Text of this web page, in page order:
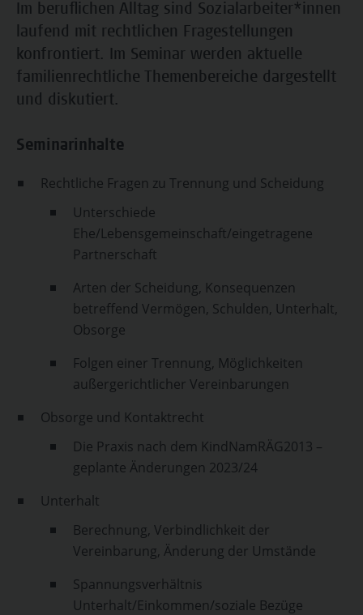
Im beruflichen Alltag sind Sozialarbeiter*innen
laufend mit rechtlichen Fragestellungen
konfrontiert. Im Seminar werden aktuelle
familienrechtliche Themenbereiche dargestellt
und diskutiert.
Seminarinhalte
Rechtliche Fragen zu Trennung und Scheidung
Unterschiede
Ehe/Lebensgemeinschaft/eingetragene
Partnerschaft
Arten der Scheidung, Konsequenzen
betreffend Vermögen, Schulden, Unterhalt,
Obsorge
Folgen einer Trennung, Möglichkeiten
außergerichtlicher Vereinbarungen
Obsorge und Kontaktrecht
Die Praxis nach dem KindNamRÄG2013 –
geplante Änderungen 2023/24
Unterhalt
Berechnung, Verbindlichkeit der
Vereinbarung, Änderung der Umstände
Spannungsverhältnis
Unterhalt/Einkommen/soziale Bezüge